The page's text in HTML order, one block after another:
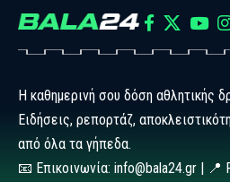
Η καθημερινή σου δόση αθλητικής
Ειδήσεις, ρεπορτάζ,
από όλα τα γήπεδα.
📧 Επικοινωνία: info@bala24.gr |